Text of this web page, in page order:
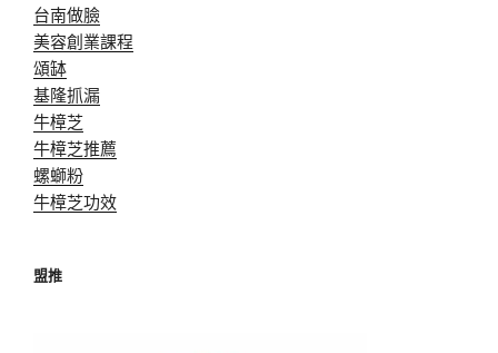
台南做臉
美容創業課程
頌缽
基隆抓漏
牛樟芝
牛樟芝推薦
螺螄粉
牛樟芝功效
盟推